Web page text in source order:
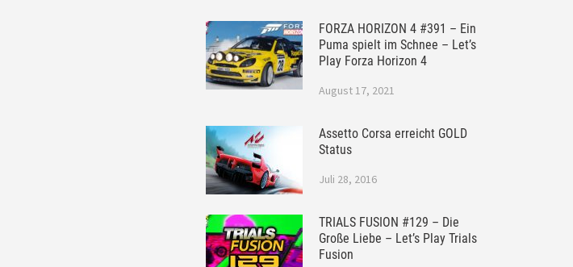
FORZA HORIZON 4 #391 – Ein
Puma spielt im Schnee – Let’s
Play Forza Horizon 4
August 17, 2021
Assetto Corsa erreicht GOLD
Status
Juli 28, 2016
TRIALS FUSION #129 – Die
Große Liebe – Let’s Play Trials
Fusion